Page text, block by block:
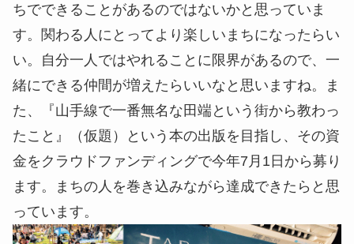
ちでできることがあるのではないかと思っていま
す。関わる人にとってより楽しいまちになったらい
い。自分一人ではやれることに限界があるので、一
緒にできる仲間が増えたらいいなと思いますね。ま
た、『山手線で一番無名な田端という街から教わっ
たこと』（仮題）という本の出版を目指し、その資
金をクラウドファンディングで今年7月1日から募り
ます。まちの人を巻き込みながら達成できたらと思
っています。